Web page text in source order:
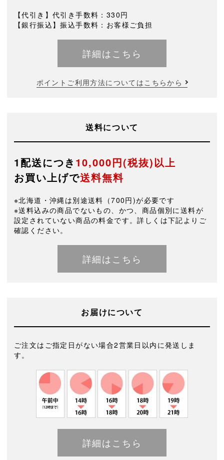
【代引き】代引き手数料：330円
【銀行振込】振込手数料：お客様ご負担
詳細はこちら
ポイントご利用方法についてはこちらから
送料について
1配送につき 10,000円(税抜)以上
お買い上げで送料無料
※北海道・沖縄は別途送料（700円)が必要です
※送料込みの商品でないもの、かつ、商品個別に送料が
設定されていない商品の料金です。詳しくは下記よりご
確認ください。
詳細はこちら
お届けについて
ご注文はご指定日がない場合2営業日以内に発送しま
す。
詳細はこちら